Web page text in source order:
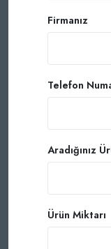
Firmanız
Telefon
Aradığınız
Ürün Miktarı